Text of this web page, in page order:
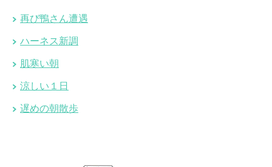
再び鴨さん遭遇
ハーネス新調
肌寒い朝
涼しい１日
遅めの朝散歩